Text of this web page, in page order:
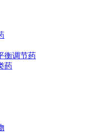
衡调节药
药